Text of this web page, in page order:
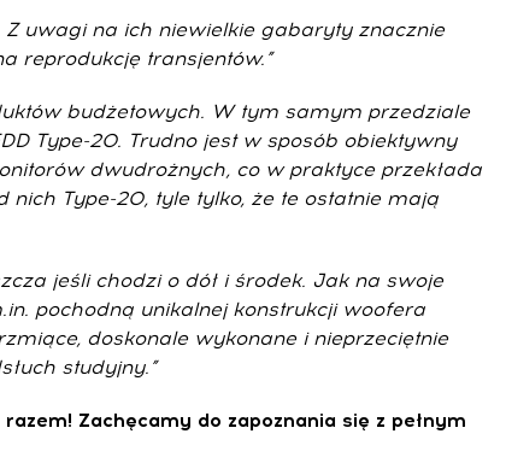
uwagi na ich niewielkie gabaryty znacznie
reprodukcję transjentów.”
budżetowych. W tym samym przedziale
Type-20. Trudno jest w sposób obiektywny
dwudrożnych, co w praktyce przekłada
Type-20, tyle tylko, że te ostatnie mają
jeśli chodzi o dół i środek. Jak na swoje
pochodną unikalnej konstrukcji woofera
doskonale wykonane i nieprzeciętnie
studyjny.”
Zachęcamy do zapoznania się z pełnym